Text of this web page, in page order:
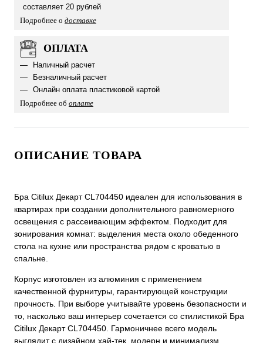
составляет 20 рублей
Подробнее о доставке
ОПЛАТА
Наличный расчет
Безналичный расчет
Онлайн оплата пластиковой картой
Подробнее об оплате
ОПИСАНИЕ ТОВАРА
Бра Citilux Декарт CL704450 идеален для использования в
квартирах при создании дополнительного равномерного
освещения с рассеивающим эффектом. Подходит для
зонирования комнат: выделения места около обеденного
стола на кухне или пространства рядом с кроватью в
спальне.
Корпус изготовлен из алюминия с применением
качественной фурнитуры, гарантирующей конструкции
прочность. При выборе учитывайте уровень безопасности и
то, насколько ваш интерьер сочетается со стилистикой Бра
Citilux Декарт CL704450. Гармоничнее всего модель
выглядит с дизайном хай-тек, модерн и минимализм.